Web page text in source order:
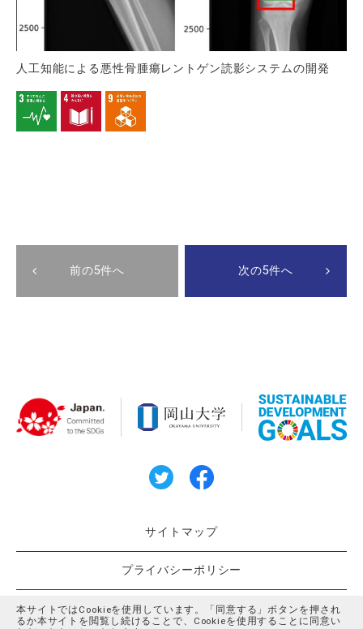
人工知能による悪性骨腫瘍レントゲン読影システムの開発
前の5件へ 次の5件へ
本サイトではCookieを使用しています。「同意する」ボタンを押され
るか本サイトを閲覧し続けることで、Cookieを使用することに同意い
サイトマップ
プライバシーポリシー
クッキーポリシー